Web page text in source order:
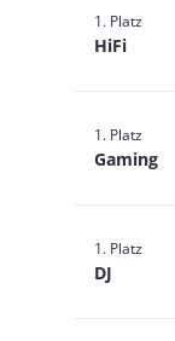
1. Platz
HiFi
1. Platz
Gaming
1. Platz
DJ